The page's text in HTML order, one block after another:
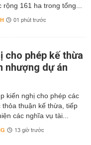
rộng 161 ha trong tổng...
01 phút trước
cho phép kế thừa
nhượng dự án
kiến nghị cho phép các
thỏa thuận kế thừa, tiếp
các nghĩa vụ tài...
13 giờ trước